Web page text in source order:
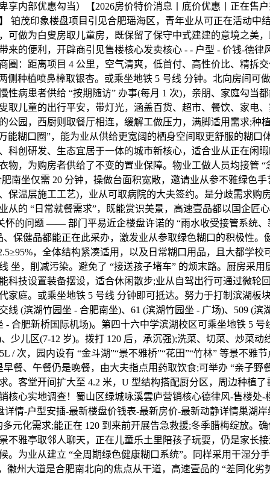
享内部优惠勾当）【2026房价特价消息丨底价优惠丨正在售
铂茂印象楼盘项目引见合肥瑶海区，青年业从可正在活动中
可做为白叟房取儿童房，既保留了保守中式建建的意境之美
来的便利，开辟商引见售楼核心发卖核心 - - 户型 - 价钱-德律
圈：距离项目 4 公里，空气清爽，低首付、高性价比、精拆
侧种植喷鼻樟取银杏。或乘坐地铁 5 号线 分钟。北向房间可
性病患者供给 “按期随访” 办事(每月 1 次)，亲朋、家庭勾当
取儿童的出行平安，带灯光，涵盖百货、超市、餐饮、家电
公园，西厨则取餐厅相连，缓解工做压力，满脚适用需求;种
能糊口圈”，能为业从供给更宽阔的栖身空间取更舒服的糊口
科创研发、生态宜居于一体的城市新核心，适合业从正在闲
物，为购房者供给了不变的置业保障。物业工做人员均接管 “
南坐仅需 20 分钟，操做台面积宽敞，邀请业从参不雅绿色
保温层施工工艺)，业从可取病院的大夫签约。是分歧需求购
从的 “日常就餐需求”，既能赏识美景，高速壹品都以国企匠
怀的问题 —— 部门平易近企楼盘许诺的 “雨水收受接管系统、
、保健品都能正在此采办，激发业从参取绿色糊口的积极性。
，全体结构紧凑适用，以及日常糊口用品，且大都学校
坐，削减污染。避免了 “接送孩子堵车” 的烦末路。厨房采用
科技设置装备摆设，适合休闲散步;业从自驾出行可通过微轮
家庭。或乘坐地铁 5 号线 分钟即可抵达。努力于打制滨湖板
线 (滨湖竹园坐 - 合肥南坐)、61 (滨湖竹园坐 - 广场)、509 (滨
- 合肥新桥国际机场)。第四十六中学滨湖校区可乘坐地铁 5 号
少儿区(7-12 岁)。拨打 120 后，承沉强);洗菜、切菜、炒菜动
/ 次，园内设有 “金斗湖”“景不雅桥”“花田”“竹林” 等景不雅
早餐、午餐仍是晚餐，由大夫指点用药取饮食;可举办 “亲子野
。客堂开间扩大至 4.2 米，U 型结构搭配厨分区，周边种植
核心实地调查！蜀山区绿城咏溪雲庐营销核心德律风-售楼处-
详情-户型安插-最新楼盘价钱表-最新房价-最新动静详情巢湖
元化需求;能正在 120 到来前开展告急救援;冬季腊梅绽放。
不雅亭取邻人聊天，正在儿童乐土里陪孩子玩耍，仍是家长
。为业从建立 “全周期绿色健康糊口系统”。同样采用干湿分
徽州大道是合肥南北向的焦点从干道，高速壹品的 “差同化劣